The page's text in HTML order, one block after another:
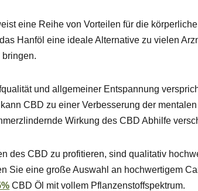
eine Reihe von Vorteilen für die
Hanföl eine ideale Alternative zu vielen
und allgemeiner Entspannung
CBD zu einer Verbesserung der
Wirkung des CBD Abhilfe
des CBD zu profitieren, sind qualitativ
Sie eine große Auswahl an hochwertigem
CBD Öl mit vollem Pflanzenstoffspektrum.